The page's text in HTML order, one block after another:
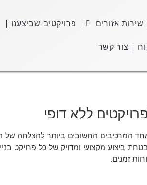
שירות אזורים פרויקטים שביצענו
צור קשר
ללא דופי
המרכיבים החשובים ביותר להצלחה של
ביצוע מקצועי ומדויק של כל פרויקט
זמנים.